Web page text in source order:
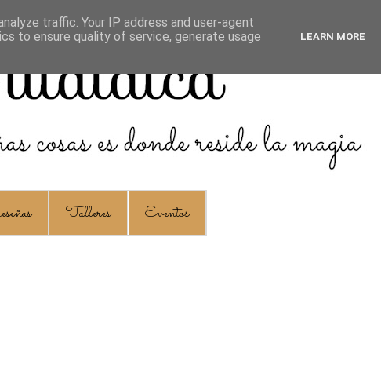
Talleres Eventos
traffic. Your IP address and user-agent
to ensure quality of service, generate usage
LEARN MORE